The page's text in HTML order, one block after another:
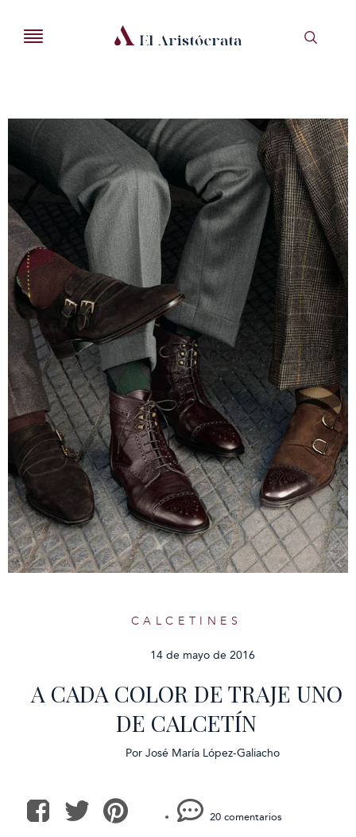
CALCETINES
14 de mayo de 2016
A CADA COLOR DE TRAJE UNO
DE CALCETÍN
Por José María López-Galiacho
20 comentarios